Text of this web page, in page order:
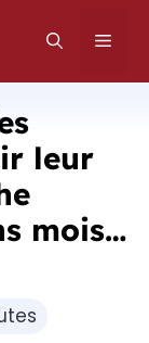
leur
mois…